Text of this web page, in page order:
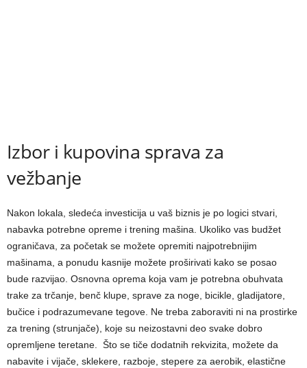
Izbor i kupovina sprava za
vežbanje
Nakon lokala, sledeća investicija u vaš biznis je po logici stvari,
nabavka potrebne opreme i trening mašina. Ukoliko vas budžet
ograničava, za početak se možete opremiti najpotrebnijim
mašinama, a ponudu kasnije možete proširivati kako se posao
bude razvijao. Osnovna oprema koja vam je potrebna obuhvata
trake za trčanje, benč klupe, sprave za noge, bicikle, gladijatore,
bučice i podrazumevane tegove. Ne treba zaboraviti ni na prostirke
za trening (strunjače), koje su neizostavni deo svake dobro
opremljene teretane. Što se tiče dodatnih rekvizita, možete da
nabavite i vijače, sklekere, razboje, stepere za aerobik, elastične